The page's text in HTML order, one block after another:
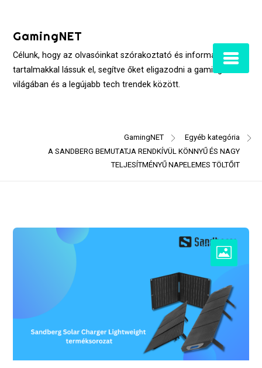
contentGamingNET
Célunk, hogy az olvasóinkat szórakoztató és informatív
tartalmakkal lássuk el, segítve őket eligazodni a gaming
világában és a legújabb tech trendek között.
GamingNET
Egyéb kategória
A SANDBERG BEMUTATJA RENDKÍVÜL KÖNNYŰ ÉS NAGY
TELJESÍTMÉNYŰ NAPELEMES TÖLTŐIT